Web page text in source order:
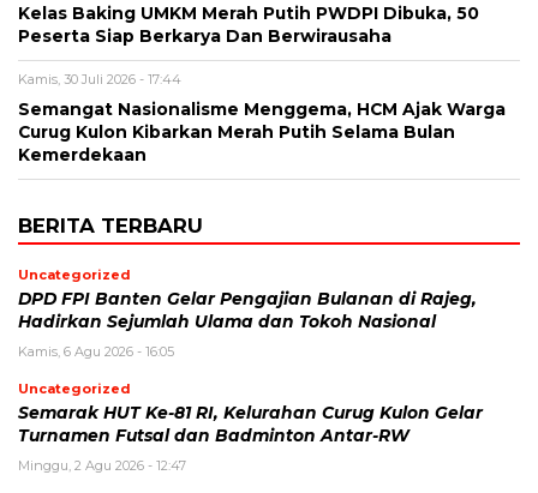
Kelas Baking UMKM Merah Putih PWDPI Dibuka, 50
Peserta Siap Berkarya Dan Berwirausaha
Kamis, 30 Juli 2026 - 17:44
Semangat Nasionalisme Menggema, HCM Ajak Warga
Curug Kulon Kibarkan Merah Putih Selama Bulan
Kemerdekaan
BERITA TERBARU
Uncategorized
DPD FPI Banten Gelar Pengajian Bulanan di Rajeg,
Hadirkan Sejumlah Ulama dan Tokoh Nasional
Kamis, 6 Agu 2026 - 16:05
Uncategorized
Semarak HUT Ke-81 RI, Kelurahan Curug Kulon Gelar
Turnamen Futsal dan Badminton Antar-RW
Minggu, 2 Agu 2026 - 12:47